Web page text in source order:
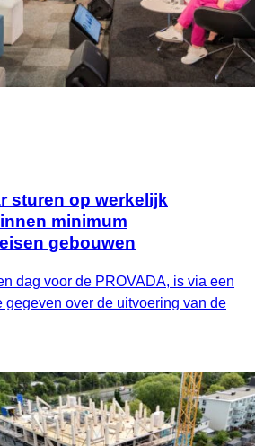
sturen op werkelijk
minimum
gebouwen
dag voor de PROVADA, is via een
gegeven over de uitvoering van de